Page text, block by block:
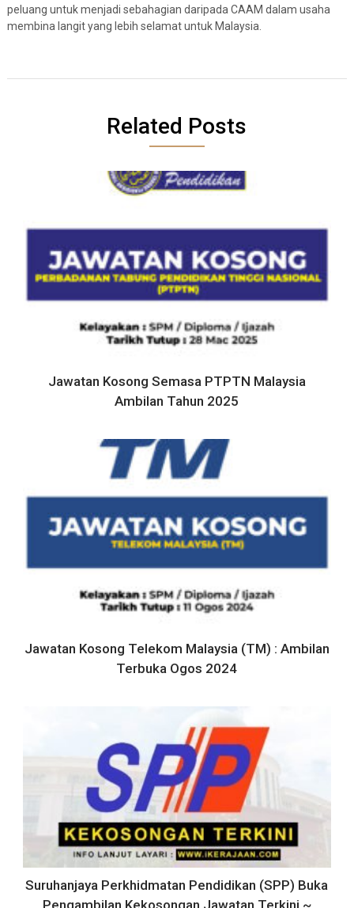
peluang untuk menjadi sebahagian daripada CAAM dalam usaha
membina langit yang lebih selamat untuk Malaysia.
Related Posts
Jawatan Kosong Semasa PTPTN Malaysia
Ambilan Tahun 2025
Jawatan Kosong Telekom Malaysia (TM) : Ambilan
Terbuka Ogos 2024
Suruhanjaya Perkhidmatan Pendidikan (SPP) Buka